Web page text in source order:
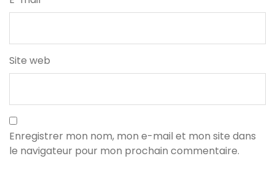
Site web
Enregistrer mon nom, mon e-mail et mon site dans
le navigateur pour mon prochain commentaire.